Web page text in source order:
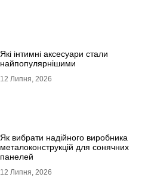
Які інтимні аксесуари стали
найпопулярнішими
12 Липня, 2026
Як вибрати надійного виробника
металоконструкцій для сонячних
панелей
12 Липня, 2026